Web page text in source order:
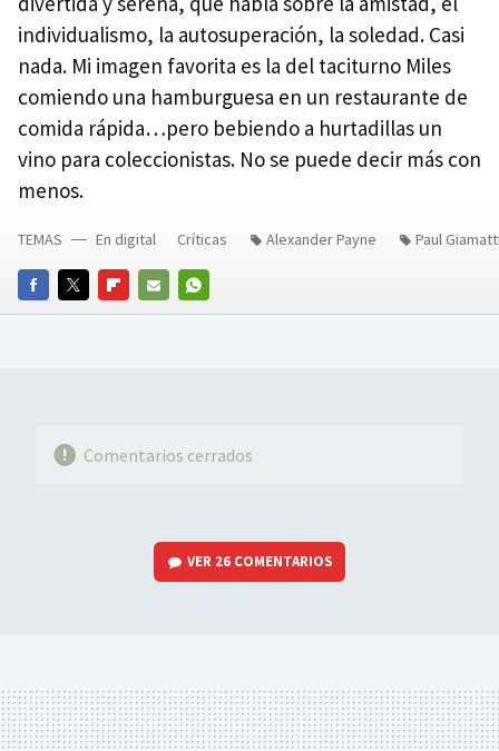
individualismo, la autosuperación, la soledad. Casi
nada. Mi imagen favorita es la del taciturno Miles
comiendo una hamburguesa en un restaurante de
comida rápida…pero bebiendo a hurtadillas un
vino para coleccionistas. No se puede decir más con
menos.
FACEBOOKTWITTERFLIPBOARD
E-
WHATSAPP
TEMAS En digital Críticas Alexander Payne Paul
Comentarios cerrados
VER 26 COMENTARIOS